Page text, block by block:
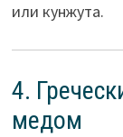
или кунжута.
4.
медом